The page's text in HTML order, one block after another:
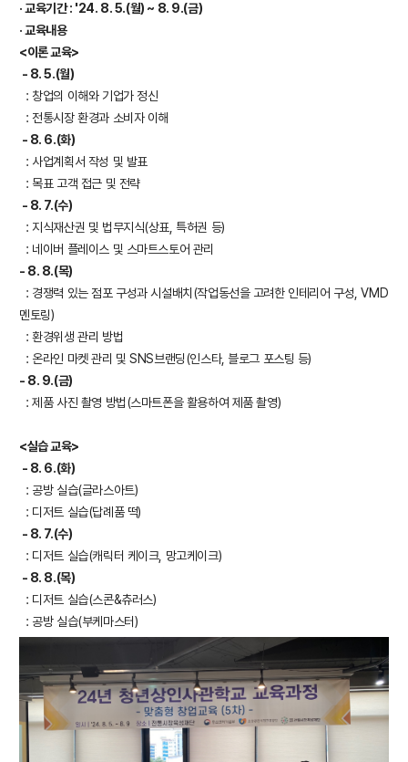
·교육기간 : '24. 8. 5.(월) ~ 8. 9.(금)
·교육내용
<이론 교육>
- 8. 5.(월)
: 창업의 이해와 기업가 정신
: 전통시장 환경과 소비자 이해
- 8. 6.(화)
: 사업계획서 작성 및 발표
: 목표 고객 접근 및 전략
- 8. 7.(수)
: 지식재산권 및 법무지식(상표, 특허권 등)
: 네이버 플레이스 및 스마트스토어 관리
- 8. 8.(목)
: 경쟁력 있는 점포 구성과 시설배치(작업동선을 고려한 인테리어 구성, VMD
멘토링)
: 환경위생 관리 방법
: 온라인 마켓 관리 및 SNS브랜딩(인스타, 블로그 포스팅 등)
- 8. 9.(금)
: 제품 사진 촬영 방법(스마트폰을 활용하여 제품 촬영)
<실습 교육>
- 8. 6.(화)
: 공방 실습(글라스아트)
: 디저트 실습(답례품 떡)
- 8. 7.(수)
: 디저트 실습(캐릭터 케이크, 망고케이크)
- 8. 8.(목)
: 디저트 실습(스콘&츄러스)
: 공방 실습(부케마스터)